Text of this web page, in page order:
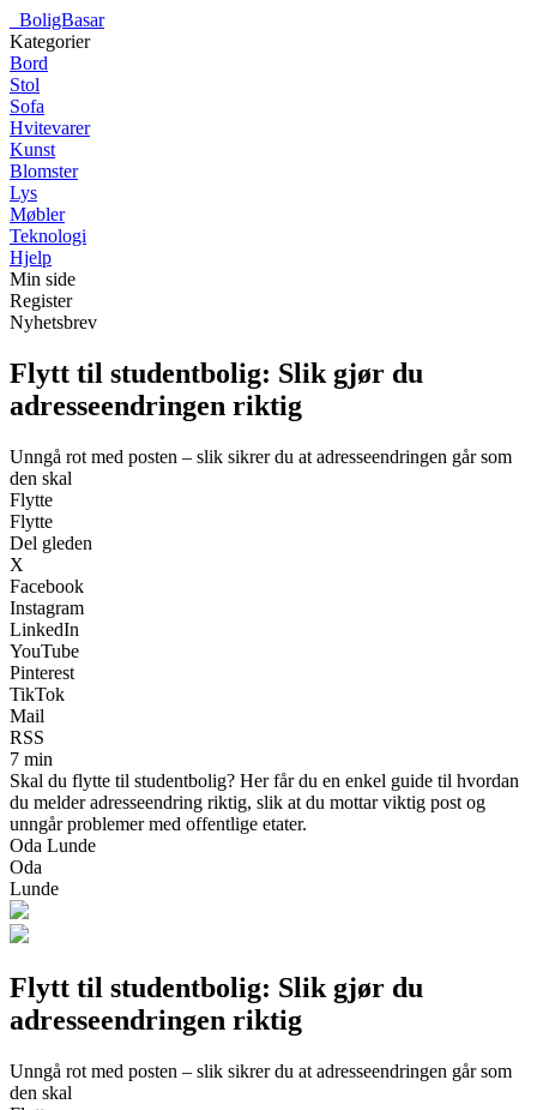
BoligBasar
Kategorier
Bord
Stol
Sofa
Hvitevarer
Kunst
Blomster
Lys
Møbler
Teknologi
Hjelp
Min side
Register
Nyhetsbrev
Flytt til studentbolig: Slik gjør du
adresseendringen riktig
Unngå rot med posten – slik sikrer du at adresseendringen går som
den skal
Flytte
Flytte
Del gleden
X
Facebook
Instagram
LinkedIn
YouTube
Pinterest
TikTok
Mail
RSS
7 min
Skal du flytte til studentbolig? Her får du en enkel guide til hvordan
du melder adresseendring riktig, slik at du mottar viktig post og
unngår problemer med offentlige etater.
Oda Lunde
Oda
Lunde
Flytt til studentbolig: Slik gjør du
adresseendringen riktig
Unngå rot med posten – slik sikrer du at adresseendringen går som
den skal